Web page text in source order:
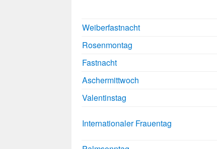
Weiberfastnacht
Rosenmontag
Fastnacht
Aschermittwoch
Valentinstag
Internationaler Frauentag